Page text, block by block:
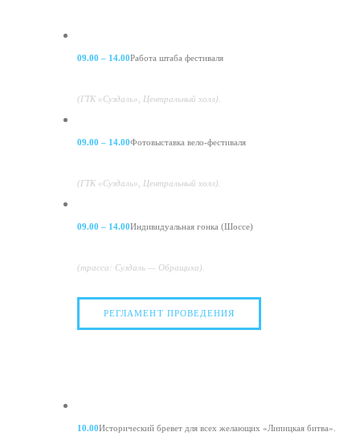
09.00 – 14.00Работа штаба фестиваля
(ГТК «Суздаль», Центральный холл).
09.00 – 14.00Фотовыставка вело-фестиваля
(ГТК «Суздаль», Центральный холл).
09.00 – 14.00Индивидуальная гонка (Шоссе)
(трасса: Суздаль — Обращиха).
РЕГЛАМЕНТ ПРОВЕДЕНИЯ
10.00Исторический бревет для всех желающих «Липицкая битва».